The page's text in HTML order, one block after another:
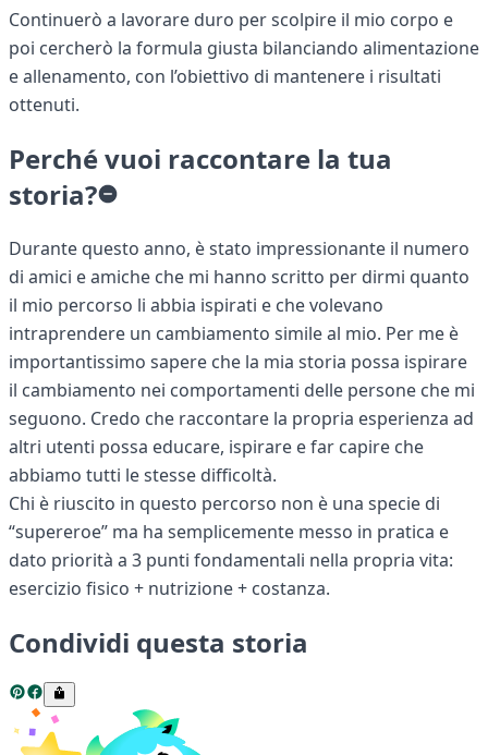
Continuerò a lavorare duro per scolpire il mio corpo e
poi cercherò la formula giusta bilanciando alimentazione
e allenamento, con l’obiettivo di mantenere i risultati
ottenuti.
Perché vuoi raccontare la tua
storia?
Durante questo anno, è stato impressionante il numero
di amici e amiche che mi hanno scritto per dirmi quanto
il mio percorso li abbia ispirati e che volevano
intraprendere un cambiamento simile al mio. Per me è
importantissimo sapere che la mia storia possa ispirare
il cambiamento nei comportamenti delle persone che mi
seguono. Credo che raccontare la propria esperienza ad
altri utenti possa educare, ispirare e far capire che
abbiamo tutti le stesse difficoltà.
Chi è riuscito in questo percorso non è una specie di
“supereroe” ma ha semplicemente messo in pratica e
dato priorità a 3 punti fondamentali nella propria vita:
esercizio fisico + nutrizione + costanza.
Condividi questa storia